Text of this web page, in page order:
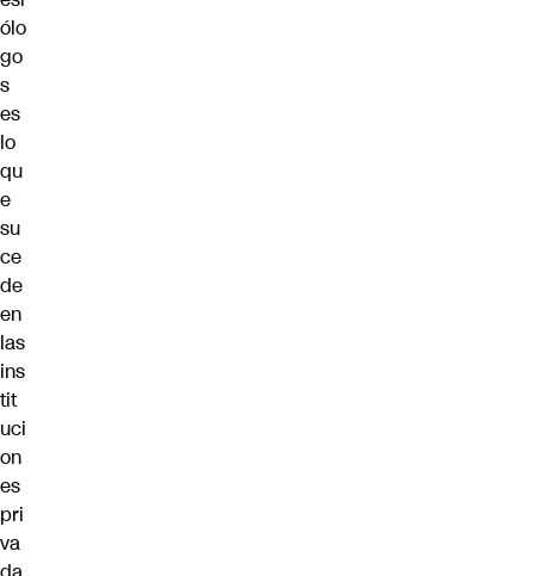
ólo
go
s
es
lo
qu
e
su
ce
de
en
las
ins
tit
uci
on
es
pri
va